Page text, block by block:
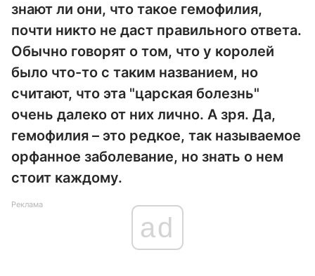
знают ли они, что такое гемофилия,
почти никто не даст правильного ответа.
Обычно говорят о том, что у королей
было что-то с таким названием, но
считают, что эта "царская болезнь"
очень далеко от них лично. А зря. Да,
гемофилия – это редкое, так называемое
орфанное заболевание, но знать о нем
стоит каждому.
Реклама
ad